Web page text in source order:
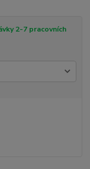
2-7 pracovních